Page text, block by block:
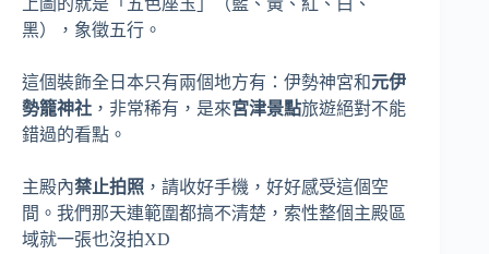
黑），象徵五行。
這個裝飾全日本只有兩個地方有：伊勢神宮和元伊
勢籠神社 ，非常稀有，是來宮津景點旅遊絕對不能
錯過的看點。
主殿內禁止拍照 ，請收好手機，好好感受這個空
間。我們那天連範圍都搞不清楚，索性整個主殿區
域就一張也沒拍XD